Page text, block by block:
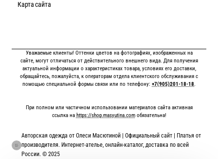
Карта сайта
Уважаемые клиенты! Оттенки цветов на фотографиях, изображенных на
сайте, могут отличаться от действительного внешнего вида. Для получения
актуальной информации о характеристиках товара, условиях его доставки,
обращайтесь, пожалуйста, к операторам отдела клиентского обслуживания с
помощью специальной формы связи или по телефону: +7(905)201-18-18.
При полном или частичном использовании материалов сайта активная
ссылка на https://shop.masyutina.comобязательна!
Авторская одежда от Олеси Масютиной | Официальный сайт | Платья от
производителя. Интернет-ателье, онлайн-каталог, доставка по всей
России. © 2025